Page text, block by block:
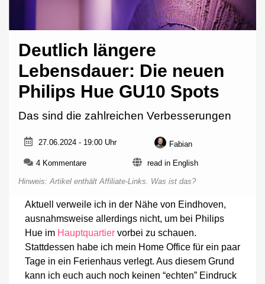
Deutlich längere
Lebensdauer: Die neuen
Philips Hue GU10 Spots
Das sind die zahlreichen Verbesserungen
27.06.2024 - 19:00 Uhr Fabian
4 Kommentarezu
längere
Die
neuen
Philips
GU10
Spots
read in English
Hinweis: Artikel enthält Affiliate-Links. Was ist das?
Aktuell verweile ich in der Nähe von Eindhoven,
ausnahmsweise allerdings nicht, um bei Philips
Hue im Hauptquartier vorbei zu schauen.
Stattdessen habe ich mein Home Office für ein paar
Tage in ein Ferienhaus verlegt. Aus diesem Grund
kann ich euch auch noch keinen “echten” Eindruck